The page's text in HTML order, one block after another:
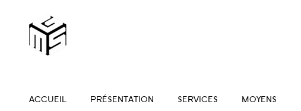
ACCUEIL PRÉSENTATION SERVICES MOYENS